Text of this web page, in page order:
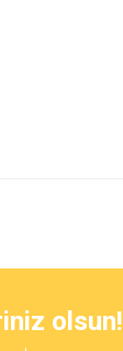
olsun!